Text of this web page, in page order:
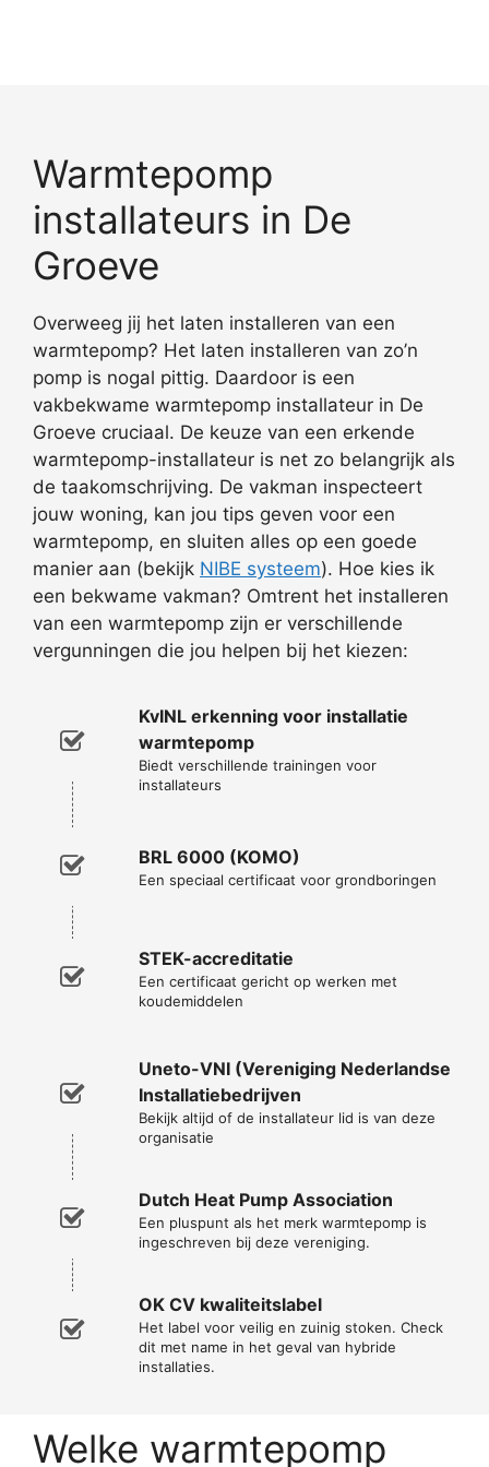
Warmtepomp
installateurs in De
Groeve
Overweeg jij het laten installeren van een
warmtepomp? Het laten installeren van zo’n
pomp is nogal pittig. Daardoor is een
vakbekwame warmtepomp installateur in De
Groeve cruciaal. De keuze van een erkende
warmtepomp-installateur is net zo belangrijk als
de taakomschrijving. De vakman inspecteert
jouw woning, kan jou tips geven voor een
warmtepomp, en sluiten alles op een goede
manier aan (bekijk NIBE systeem). Hoe kies ik
een bekwame vakman? Omtrent het installeren
van een warmtepomp zijn er verschillende
vergunningen die jou helpen bij het kiezen:
KvINL erkenning voor installatie
warmtepomp
Biedt verschillende trainingen voor
installateurs
BRL 6000 (KOMO)
Een speciaal certificaat voor grondboringen
STEK-accreditatie
Een certificaat gericht op werken met
koudemiddelen
Uneto-VNI (Vereniging Nederlandse
Installatiebedrijven
Bekijk altijd of de installateur lid is van deze
organisatie
Dutch Heat Pump Association
Een pluspunt als het merk warmtepomp is
ingeschreven bij deze vereniging.
OK CV kwaliteitslabel
Het label voor veilig en zuinig stoken. Check
dit met name in het geval van hybride
installaties.
Welke warmtepomp